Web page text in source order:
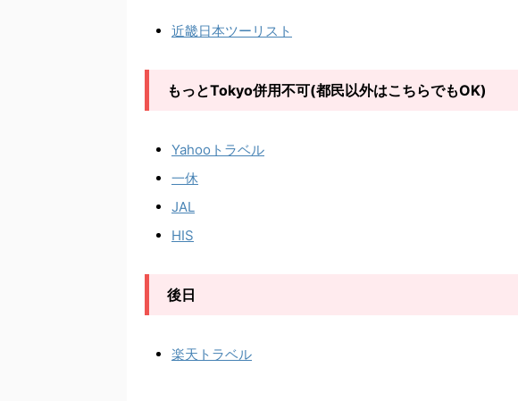
近畿日本ツーリスト
もっとTokyo併用不可(都民以外はこちらでもOK)
Yahooトラベル
一休
JAL
HIS
後日
楽天トラベル